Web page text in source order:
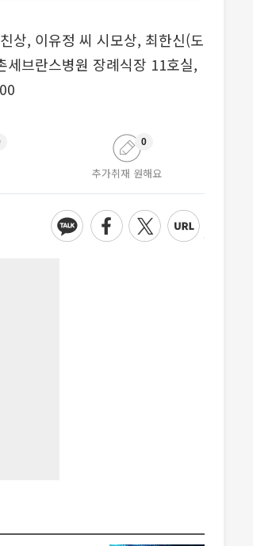
상, 이유정 씨 시모상, 최한신(도
브란스병원 장례식장 11호실,
추가취재 원해요
0